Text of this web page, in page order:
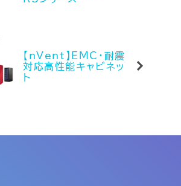
【nVent】EMC・耐震
対応高性能キャビネッ
ト